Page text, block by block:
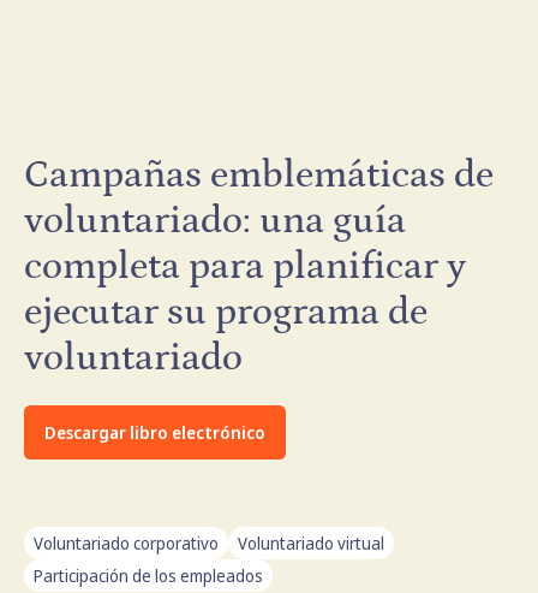
Campañas emblemáticas de
voluntariado: una guía
completa para planificar y
ejecutar su programa de
voluntariado
Descargar libro electrónico
Voluntariado corporativo
Voluntariado virtual
Participación de los empleados